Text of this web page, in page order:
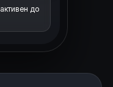
активен до